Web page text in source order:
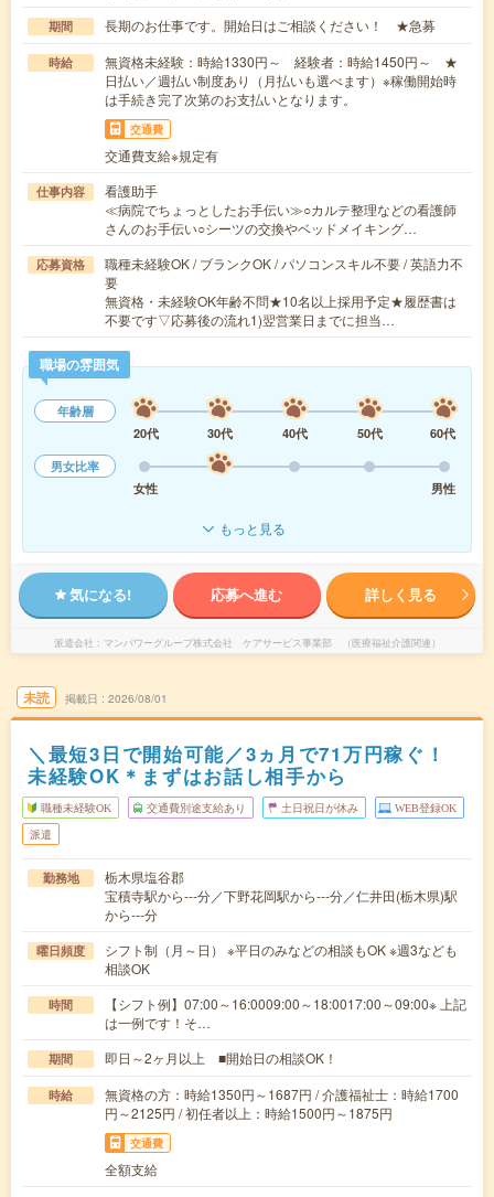
期間 長期のお仕事です。開始日はご相談ください！ ★急募
時給
無資格未経験：時給1330円～ 経験者：時給1450円～ ★
日払い／週払い制度あり（月払いも選べます）※稼働開始時
は手続き完了次第のお支払いとなります。
交通費
交通費支給※規定有
仕事内容
看護助手
≪病院でちょっとしたお手伝い≫○カルテ整理などの看護師
さんのお手伝い○シーツの交換やベッドメイキング…
応募資格
職種未経験OK / ブランクOK / パソコンスキル不要 / 英語力不
要
無資格・未経験OK年齢不問★10名以上採用予定★履歴書は
不要です▽応募後の流れ1)翌営業日までに担当…
職場の雰囲気
年齢層
20代
30代 40代 50代
60代
男女比率
女性
男性
もっと見る
気になる! 応募へ進む 詳しく見る
派遣会社 マンパワーグループ株式会社 ケアサービス事業部 （医療福祉介護関連）
未読 掲載日 2026/08/01
＼最短3日で開始可能／3ヵ月で71万円稼ぐ！
未経験OK＊まずはお話し相手から
職種未経験OK 交通費別途支給あり 土日祝日が休み WEB登録OK
派遣
勤務地
栃木県塩谷郡
宝積寺駅から---分／下野花岡駅から---分／仁井田(栃木県)駅
から---分
曜日頻度
シフト制（月～日） ※平日のみなどの相談もOK ※週3なども
相談OK
時間
【シフト例】07:00～16:0009:00～18:0017:00～09:00※ 上記
は一例です！そ…
期間 即日～2ヶ月以上 ■開始日の相談OK！
時給
無資格の方：時給1350円～1687円 / 介護福祉士：時給1700
円～2125円 / 初任者以上：時給1500円～1875円
交通費
全額支給